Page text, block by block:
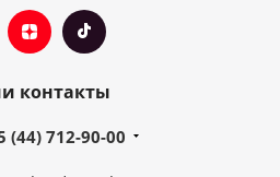
контакты
(44) 712-90-00